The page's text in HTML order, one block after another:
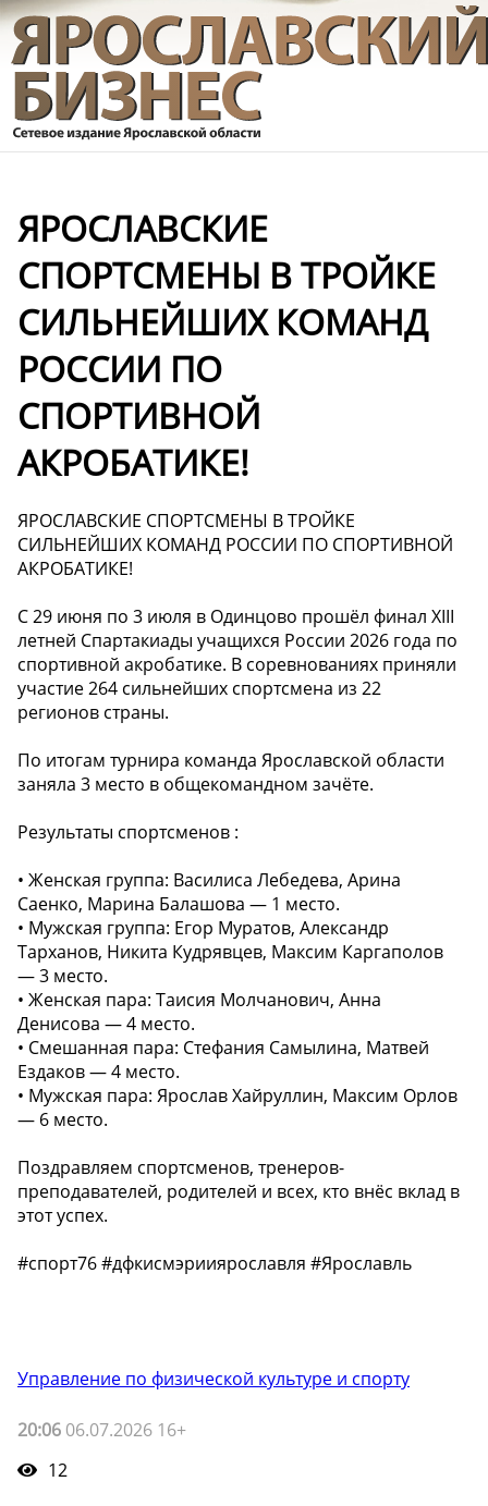
ЯРОСЛАВСКИЕ
СПОРТСМЕНЫ В ТРОЙКЕ
СИЛЬНЕЙШИХ КОМАНД
РОССИИ ПО
СПОРТИВНОЙ
АКРОБАТИКЕ!
ЯРОСЛАВСКИЕ СПОРТСМЕНЫ В ТРОЙКЕ
СИЛЬНЕЙШИХ КОМАНД РОССИИ ПО СПОРТИВНОЙ
АКРОБАТИКЕ!
С 29 июня по 3 июля в Одинцово прошёл финал XIII
летней Спартакиады учащихся России 2026 года по
спортивной акробатике. В соревнованиях приняли
участие 264 сильнейших спортсмена из 22
регионов страны.
По итогам турнира команда Ярославской области
заняла 3 место в общекомандном зачёте.
Результаты спортсменов :
• Женская группа: Василиса Лебедева, Арина
Саенко, Марина Балашова — 1 место.
• Мужская группа: Егор Муратов, Александр
Тарханов, Никита Кудрявцев, Максим Каргаполов
— 3 место.
• Женская пара: Таисия Молчанович, Анна
Денисова — 4 место.
• Смешанная пара: Стефания Самылина, Матвей
Ездаков — 4 место.
• Мужская пара: Ярослав Хайруллин, Максим Орлов
— 6 место.
Поздравляем спортсменов, тренеров-
преподавателей, родителей и всех, кто внёс вклад в
этот успех.
#спорт76 #дфкисмэрииярославля #Ярославль
Управление по физической культуре и спорту
20:06 06.07.2026 16+
12